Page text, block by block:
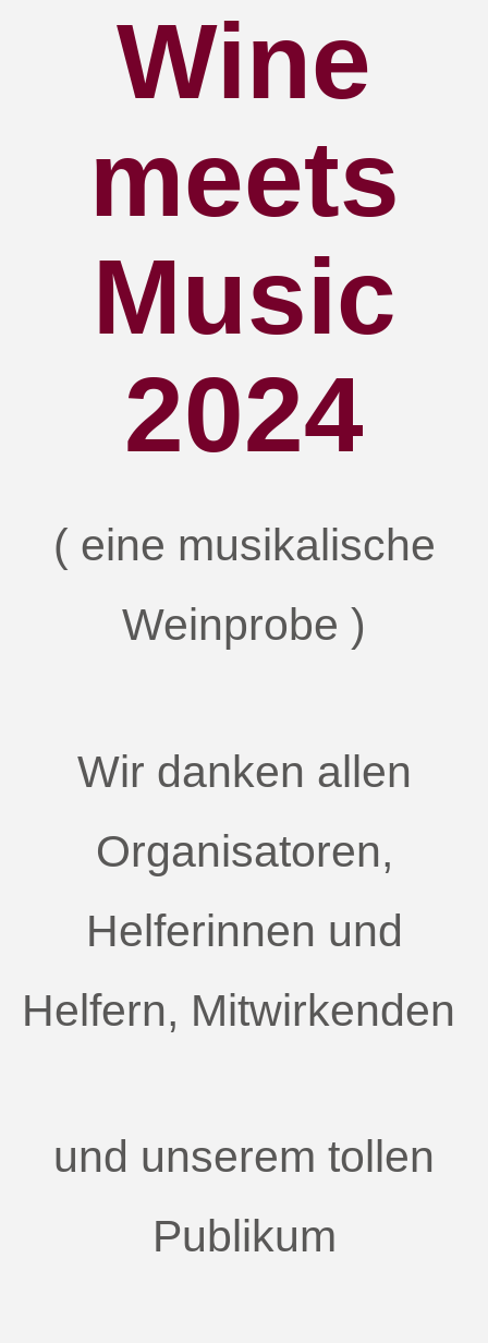
Wine
meets
Music
2024
( eine musikalische
Weinprobe )
Wir danken allen
Organisatoren,
Helferinnen und
Helfern, Mitwirkenden
und unserem tollen
Publikum